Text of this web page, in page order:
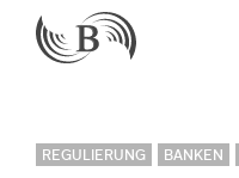
REGULIERUNG BANKEN